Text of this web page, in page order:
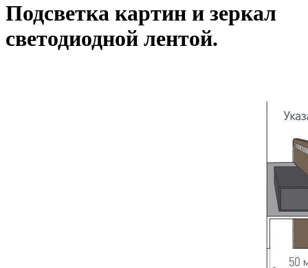
Подсветка картин и зеркал
светодиодной лентой.